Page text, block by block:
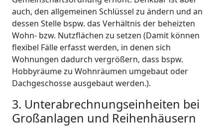
auch, den allgemeinen Schlüssel zu ändern und an
dessen Stelle bspw. das Verhältnis der beheizten
Wohn- bzw. Nutzflächen zu setzen (Damit können
flexibel Fälle erfasst werden, in denen sich
Wohnungen dadurch vergrößern, dass bspw.
Hobbyräume zu Wohnräumen umgebaut oder
Dachgeschosse ausgebaut werden.).
3. Unterabrechnungseinheiten bei
Großanlagen und Reihenhäusern